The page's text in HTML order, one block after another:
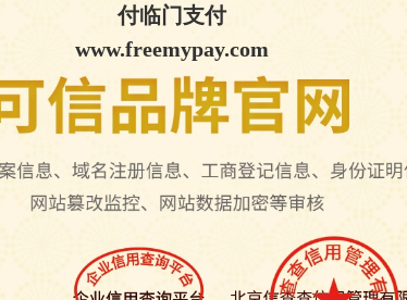
付临门支付
www.freemypay.com